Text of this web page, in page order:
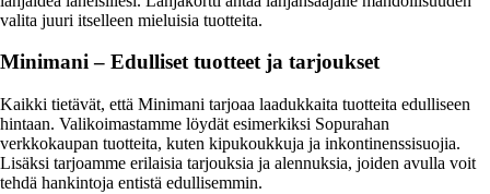
valita juuri itselleen mieluisia tuotteita.
Minimani – Edulliset tuotteet ja tarjoukset
Kaikki tietävät, että Minimani tarjoaa laadukkaita tuotteita edulliseen
hintaan. Valikoimastamme löydät esimerkiksi Sopurahan
verkkokaupan tuotteita, kuten kipukoukkuja ja inkontinenssisuojia.
Lisäksi tarjoamme erilaisia tarjouksia ja alennuksia, joiden avulla voit
tehdä hankintoja entistä edullisemmin.